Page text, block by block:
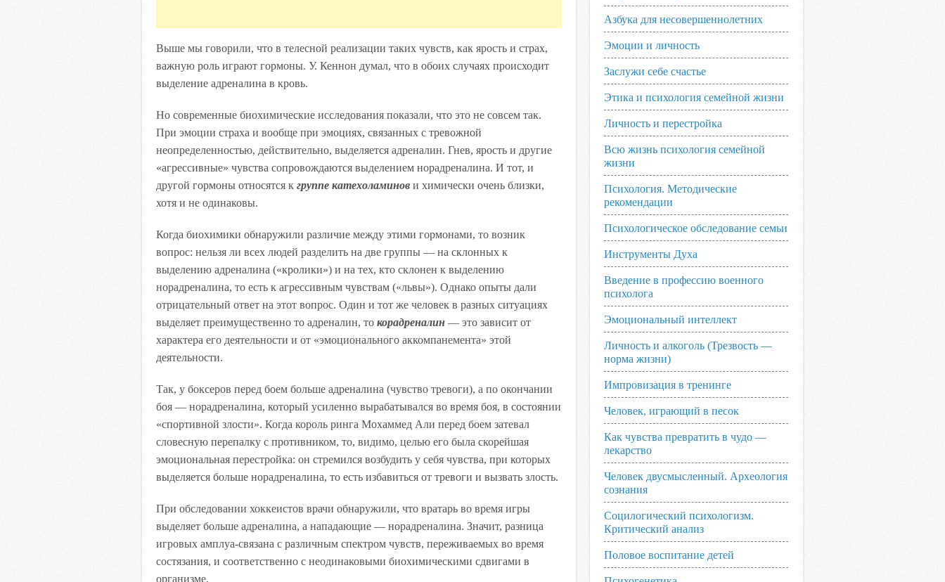
Выше мы говорили, что в телесной реализации таких чувств, как ярость и страх,
важную роль играют гормоны. У. Кеннон думал, что в обоих случаях происходит
выделение адреналина в кровь.
Но современные биохимические исследования показали, что это не совсем так.
При эмоции страха и вообще при эмоциях, связанных с тревожной
неопределенностью, действительно, выделяется адреналин. Гнев, ярость и другие
«агрессивные» чувства сопровождаются выделением норадреналина. И тот, и
другой гормоны относятся к группе катехоламинов и химически очень близки,
хотя и не одинаковы.
Когда биохимики обнаружили различие между этими гормонами, то возник
вопрос: нельзя ли всех людей разделить на две группы — на склонных к
выделению адреналина («кролики») и на тех, кто склонен к выделению
норадреналина, то есть к агрессивным чувствам («львы»). Однако опыты дали
отрицательный ответ на этот вопрос. Один и тот же человек в разных ситуациях
выделяет преимущественно то адреналин, то корадреналин — это зависит от
характера его деятельности и от «эмоционального аккомпанемента» этой
деятельности.
Так, у боксеров перед боем больше адреналина (чувство тревоги), а по окончании
боя — норадреналина, который усиленно вырабатывался во время боя, в состоянии
«спортивной злости». Когда король ринга Мохаммед Али перед боем затевал
словесную перепалку с противником, то, видимо, целью его была скорейшая
эмоциональная перестройка: он стремился возбудить у себя чувства, при которых
выделяется больше норадреналина, то есть избавиться от тревоги и вызвать злость.
При обследовании хоккеистов врачи обнаружили, что вратарь во время игры
выделяет больше адреналина, а нападающие — норадреналина. Значит, разница
игровых амплуа-связана с различным спектром чувств, переживаемых во время
состязания, и соответственно с неодинаковыми биохимическими сдвигами в
организме.
Азбука для несовершеннолетних
Эмоции и личность
Заслужи себе счастье
Этика и психология семейной жизни
Личность и перестройка
Всю жизнь психология семейной
жизни
Психология. Методические
рекомендации
Психологическое обследование семьи
Инструменты Духа
Введение в профессию военного
психолога
Эмоциональный интеллект
Личность и алкоголь (Трезвость —
норма жизни)
Импровизация в тренинге
Человек, играющий в песок
Как чувства превратить в чудо —
лекарство
Человек двусмысленный. Археология
сознания
Социлогический психологизм.
Критический анализ
Половое воспитание детей